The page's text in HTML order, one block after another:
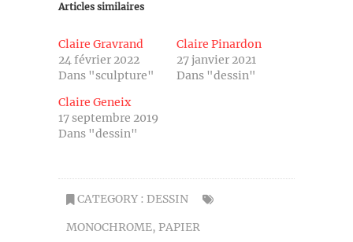
Articles similaires
Claire Gravrand
24 février 2022
Dans "sculpture"
Claire Pinardon
27 janvier 2021
Dans "dessin"
Claire Geneix
17 septembre 2019
Dans "dessin"
CATEGORY : DESSIN
MONOCHROME, PAPIER